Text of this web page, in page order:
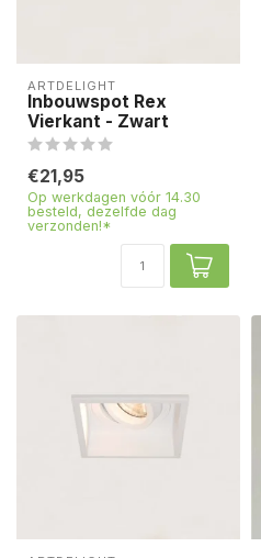
ARTDELIGHT
Inbouwspot Rex
Vierkant - Zwart
€21,95
Op werkdagen vóór 14.30
besteld, dezelfde dag
verzonden!*